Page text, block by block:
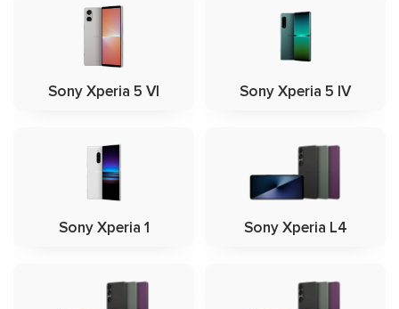
Sony Xperia 5 VI Sony Xperia 5 IV
Sony Xperia 1 Sony Xperia L4